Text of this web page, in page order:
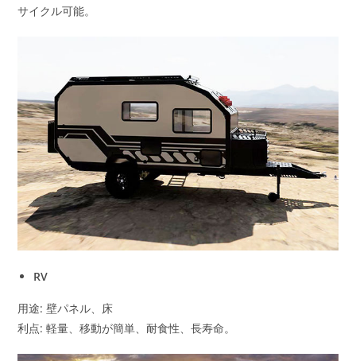
サイクル可能。
RV
用途: 壁パネル、床
利点: 軽量、移動が簡単、耐食性、長寿命。